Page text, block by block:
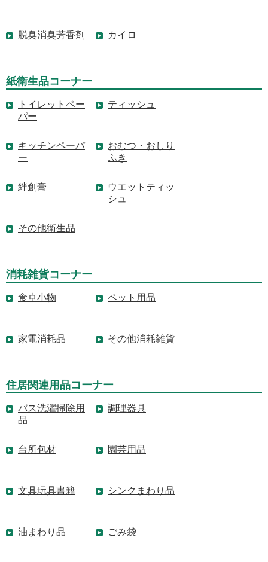
脱臭消臭芳香剤 カイロ
紙衛生品コーナー
トイレットペー
パー
ティッシュ
キッチンペーパ
ー
おむつ・おしり
ふき
絆創膏
ウエットティッ
シュ
その他衛生品
消耗雑貨コーナー
食卓小物 ペット用品
家電消耗品 その他消耗雑貨
住居関連用品コーナー
バス洗濯掃除用
品
調理器具
台所包材 園芸用品
文具玩具書籍 シンクまわり品
油まわり品 ごみ袋